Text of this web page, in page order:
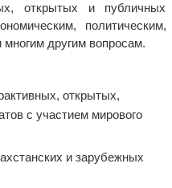
открытых и публичных
политическим,
другим вопросам.
открытых,
с участием мирового
и зарубежных